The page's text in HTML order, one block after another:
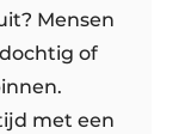
Mensen
of
met een